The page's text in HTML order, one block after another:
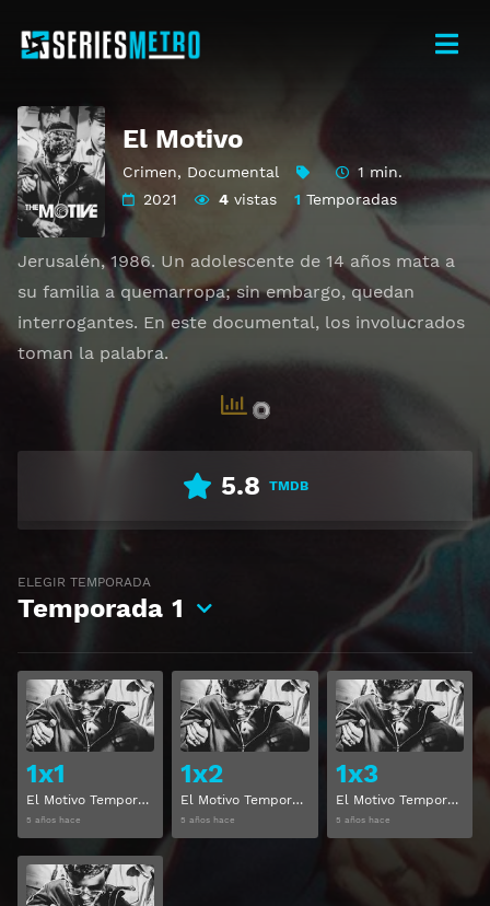
El Motivo
Crimen, Documental
1 min.
2021
4 vistas 1 Temporadas
Jerusalén, 1986. Un adolescente de 14 años mata a
su familia a quemarropa; sin embargo, quedan
interrogantes. En este documental, los involucrados
toman la palabra.
5.8 TMDB
ELEGIR TEMPORADA
Temporada 1
1x1
El Motivo Temporada 1 Capitulo 1
5 años hace
Ver
1x2
El Motivo Temporada 1 Capitulo 2
5 años hace
Ver
1x3
El Motivo Temporada 1 Capitulo 3
5 años hace